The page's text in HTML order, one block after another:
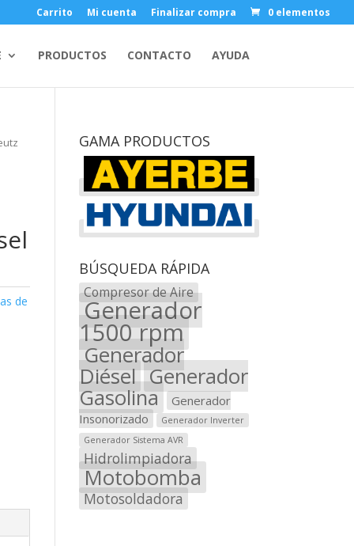
Carrito Mi cuenta Finalizar compra 0 elementos
PRODUCTOS CONTACTO AYUDA
de
GAMA PRODUCTOS
BÚSQUEDA RÁPIDA
Compresor de Aire
Generador
1500 rpm
Generador
Diésel Generador
Gasolina
Generador
Insonorizado
Generador Inverter
Generador Sistema AVR
Hidrolimpiadora
Motobomba
Motosoldadora